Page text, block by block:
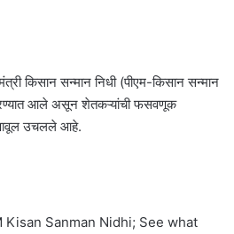
किसान सन्मान निधी (पीएम-किसान सन्मान
आले असून शेतकऱ्यांची फसवणूक
पावूल उचलले आहे.
Sanman Nidhi; See what